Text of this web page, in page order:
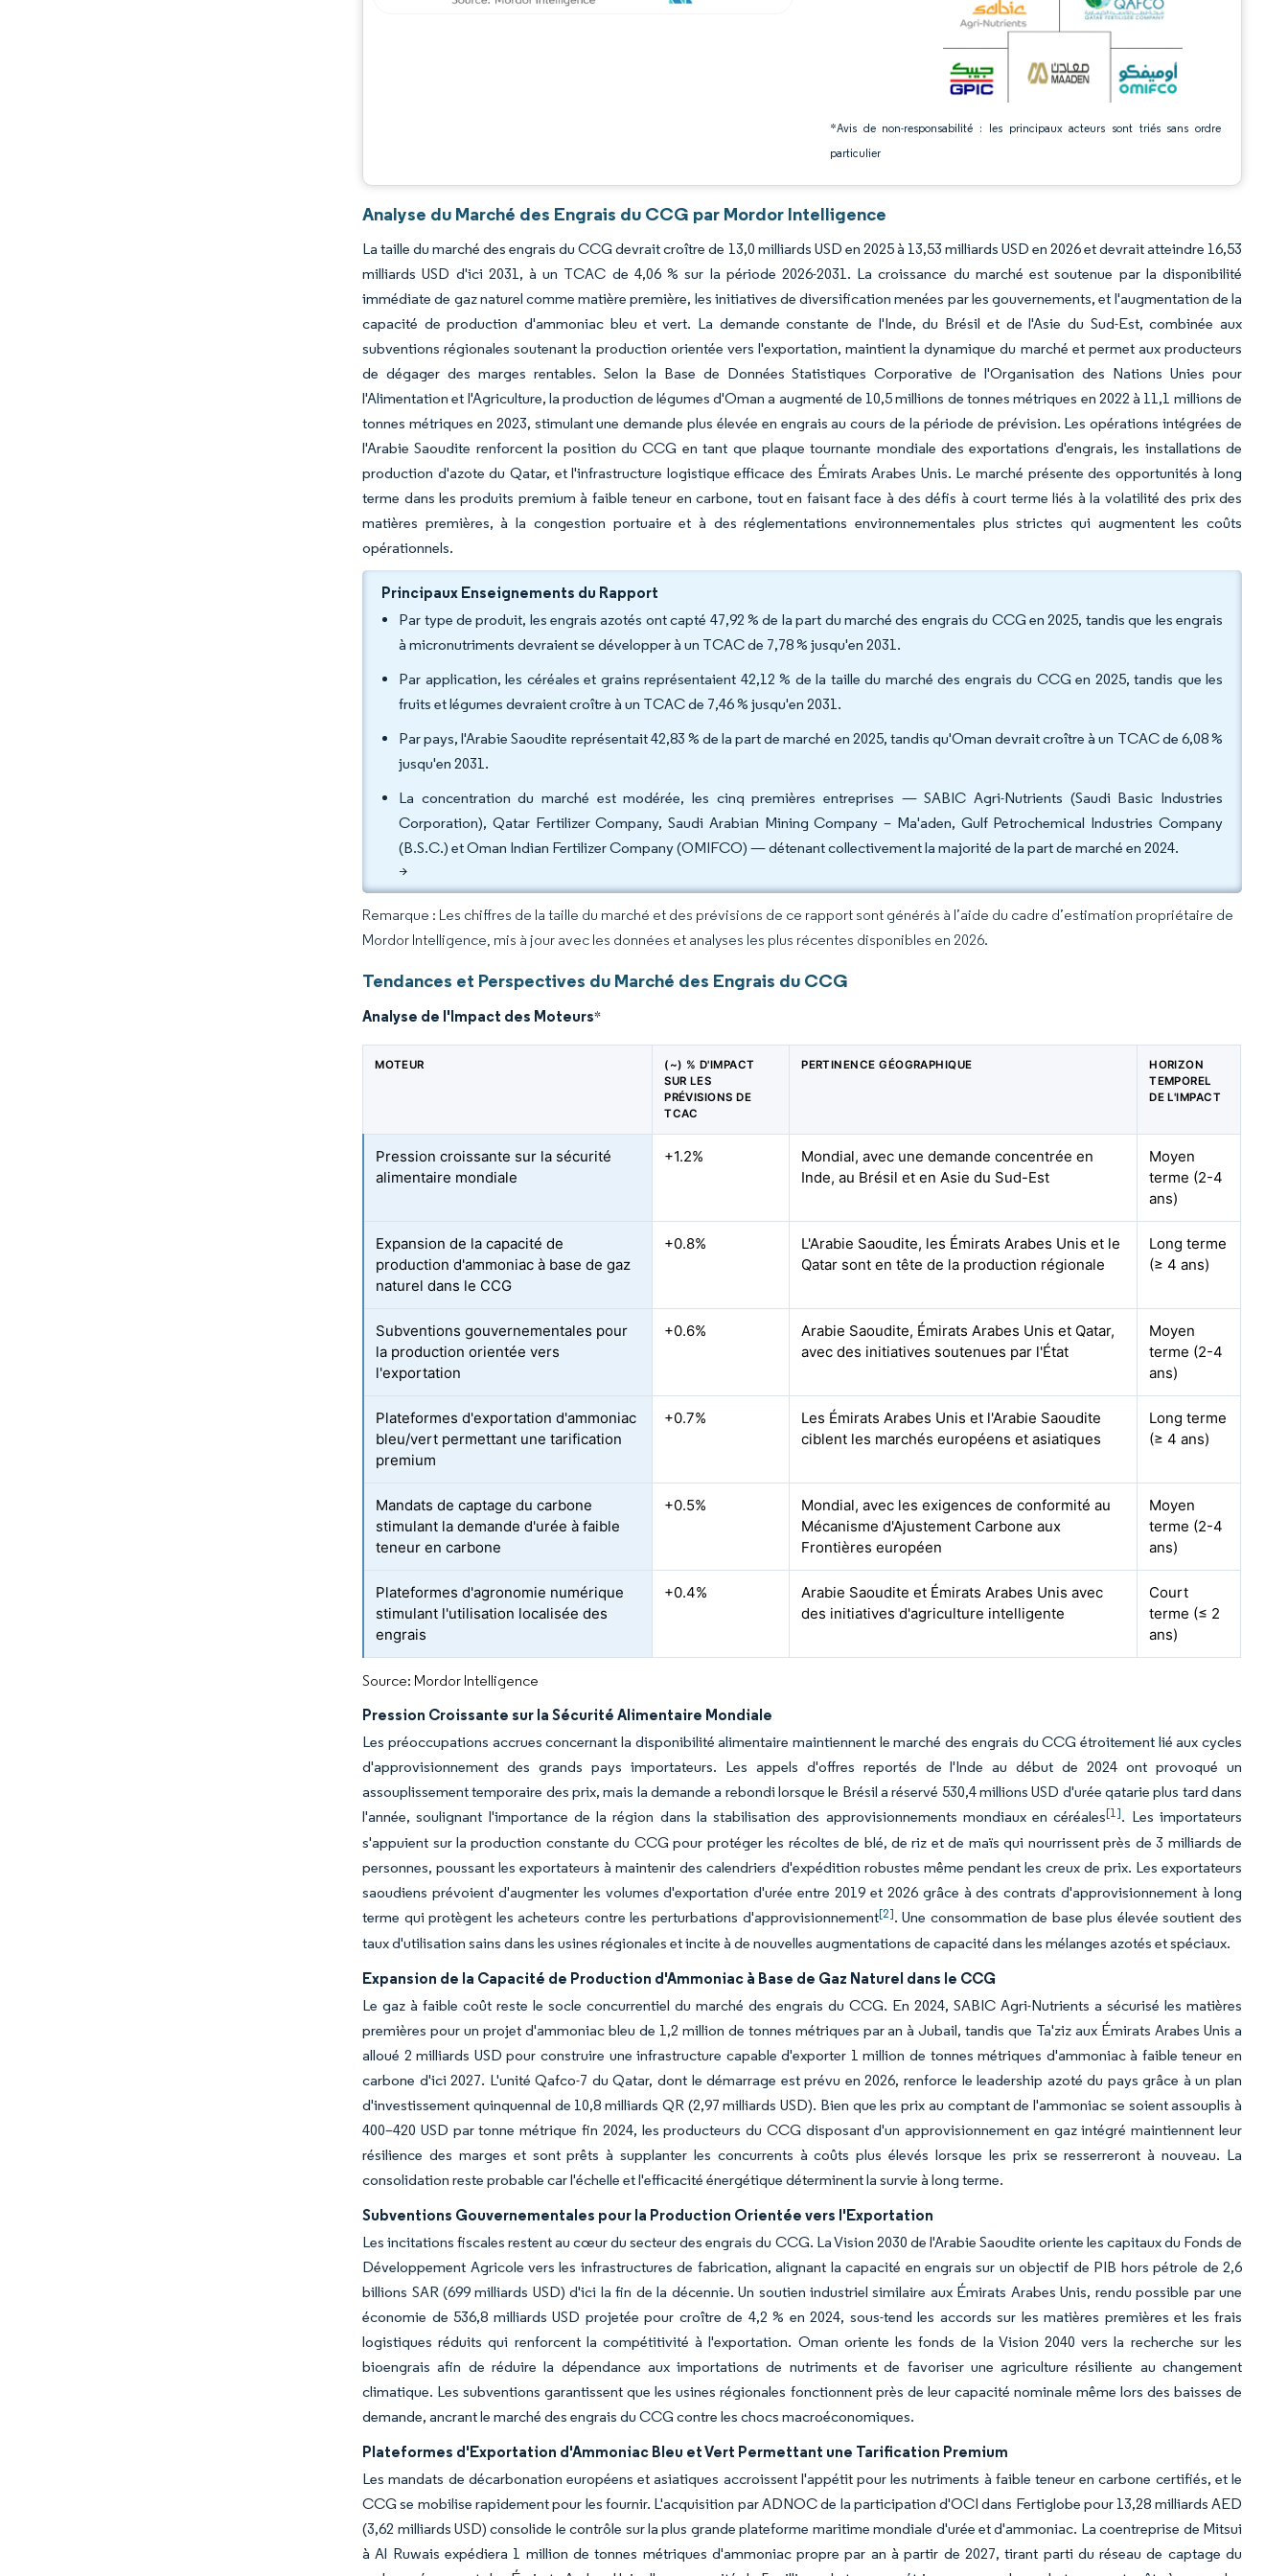
*Avis de non-responsabilité : les principaux acteurs sont triés sans ordre
particulier
Analyse du Marché des Engrais du CCG par Mordor Intelligence
La taille du marché des engrais du CCG devrait croître de 13,0 milliards USD en 2025 à 13,53 milliards USD en 2026 et devrait atteindre 16,53
milliards USD d'ici 2031, à un TCAC de 4,06 % sur la période 2026-2031. La croissance du marché est soutenue par la disponibilité
immédiate de gaz naturel comme matière première, les initiatives de diversification menées par les gouvernements, et l'augmentation de la
capacité de production d'ammoniac bleu et vert. La demande constante de l'Inde, du Brésil et de l'Asie du Sud-Est, combinée aux
subventions régionales soutenant la production orientée vers l'exportation, maintient la dynamique du marché et permet aux producteurs
de dégager des marges rentables. Selon la Base de Données Statistiques Corporative de l'Organisation des Nations Unies pour
l'Alimentation et l'Agriculture, la production de légumes d'Oman a augmenté de 10,5 millions de tonnes métriques en 2022 à 11,1 millions de
tonnes métriques en 2023, stimulant une demande plus élevée en engrais au cours de la période de prévision. Les opérations intégrées de
l'Arabie Saoudite renforcent la position du CCG en tant que plaque tournante mondiale des exportations d'engrais, les installations de
production d'azote du Qatar, et l'infrastructure logistique efficace des Émirats Arabes Unis. Le marché présente des opportunités à long
terme dans les produits premium à faible teneur en carbone, tout en faisant face à des défis à court terme liés à la volatilité des prix des
matières premières, à la congestion portuaire et à des réglementations environnementales plus strictes qui augmentent les coûts
opérationnels.
Principaux Enseignements du Rapport
Par type de produit, les engrais azotés ont capté 47,92 % de la part du marché des engrais du CCG en 2025, tandis que les engrais
à micronutriments devraient se développer à un TCAC de 7,78 % jusqu'en 2031.
Par application, les céréales et grains représentaient 42,12 % de la taille du marché des engrais du CCG en 2025, tandis que les
fruits et légumes devraient croître à un TCAC de 7,46 % jusqu'en 2031.
Par pays, l'Arabie Saoudite représentait 42,83 % de la part de marché en 2025, tandis qu'Oman devrait croître à un TCAC de 6,08 %
jusqu'en 2031.
La concentration du marché est modérée, les cinq premières entreprises — SABIC Agri-Nutrients (Saudi Basic Industries
Corporation), Qatar Fertilizer Company, Saudi Arabian Mining Company – Ma'aden, Gulf Petrochemical Industries Company
(B.S.C.) et Oman Indian Fertilizer Company (OMIFCO) — détenant collectivement la majorité de la part de marché en 2024.
>
Remarque : Les chiffres de la taille du marché et des prévisions de ce rapport sont générés à l’aide du cadre d’estimation propriétaire de
Mordor Intelligence, mis à jour avec les données et analyses les plus récentes disponibles en 2026.
Tendances et Perspectives du Marché des Engrais du CCG
Analyse de l'Impact des Moteurs*
MOTEUR
(~) % D'IMPACT
SUR LES
PRÉVISIONS DE
TCAC
PERTINENCE GÉOGRAPHIQUE
HORIZON
TEMPOREL
DE L'IMPACT
Pression croissante sur la sécurité
alimentaire mondiale
+1.2%
Mondial, avec une demande concentrée en
Inde, au Brésil et en Asie du Sud-Est
Moyen
terme (2-4
ans)
Expansion de la capacité de
production d'ammoniac à base de gaz
naturel dans le CCG
+0.8%
L'Arabie Saoudite, les Émirats Arabes Unis et le
Qatar sont en tête de la production régionale
Long terme
(≥ 4 ans)
Subventions gouvernementales pour
la production orientée vers
l'exportation
+0.6%
Arabie Saoudite, Émirats Arabes Unis et Qatar,
avec des initiatives soutenues par l'État
Moyen
terme (2-4
ans)
Plateformes d'exportation d'ammoniac
bleu/vert permettant une tarification
premium
+0.7%
Les Émirats Arabes Unis et l'Arabie Saoudite
ciblent les marchés européens et asiatiques
Long terme
(≥ 4 ans)
Mandats de captage du carbone
stimulant la demande d'urée à faible
teneur en carbone
+0.5%
Mondial, avec les exigences de conformité au
Mécanisme d'Ajustement Carbone aux
Frontières européen
Moyen
terme (2-4
ans)
Plateformes d'agronomie numérique
stimulant l'utilisation localisée des
engrais
+0.4%
Arabie Saoudite et Émirats Arabes Unis avec
des initiatives d'agriculture intelligente
Court
terme (≤ 2
ans)
Source: Mordor Intelligence
Pression Croissante sur la Sécurité Alimentaire Mondiale
Les préoccupations accrues concernant la disponibilité alimentaire maintiennent le marché des engrais du CCG étroitement lié aux cycles
d'approvisionnement des grands pays importateurs. Les appels d'offres reportés de l'Inde au début de 2024 ont provoqué un
assouplissement temporaire des prix, mais la demande a rebondi lorsque le Brésil a réservé 530,4 millions USD d'urée qatarie plus tard dans
l'année, soulignant l'importance de la région dans la stabilisation des approvisionnements mondiaux en céréales[1]. Les importateurs
s'appuient sur la production constante du CCG pour protéger les récoltes de blé, de riz et de maïs qui nourrissent près de 3 milliards de
personnes, poussant les exportateurs à maintenir des calendriers d'expédition robustes même pendant les creux de prix. Les exportateurs
saoudiens prévoient d'augmenter les volumes d'exportation d'urée entre 2019 et 2026 grâce à des contrats d'approvisionnement à long
terme qui protègent les acheteurs contre les perturbations d'approvisionnement[2]. Une consommation de base plus élevée soutient des
taux d'utilisation sains dans les usines régionales et incite à de nouvelles augmentations de capacité dans les mélanges azotés et spéciaux.
Expansion de la Capacité de Production d'Ammoniac à Base de Gaz Naturel dans le CCG
Le gaz à faible coût reste le socle concurrentiel du marché des engrais du CCG. En 2024, SABIC Agri-Nutrients a sécurisé les matières
premières pour un projet d'ammoniac bleu de 1,2 million de tonnes métriques par an à Jubail, tandis que Ta'ziz aux Émirats Arabes Unis a
alloué 2 milliards USD pour construire une infrastructure capable d'exporter 1 million de tonnes métriques d'ammoniac à faible teneur en
carbone d'ici 2027. L'unité Qafco-7 du Qatar, dont le démarrage est prévu en 2026, renforce le leadership azoté du pays grâce à un plan
d'investissement quinquennal de 10,8 milliards QR (2,97 milliards USD). Bien que les prix au comptant de l'ammoniac se soient assouplis à
400–420 USD par tonne métrique fin 2024, les producteurs du CCG disposant d'un approvisionnement en gaz intégré maintiennent leur
résilience des marges et sont prêts à supplanter les concurrents à coûts plus élevés lorsque les prix se resserreront à nouveau. La
consolidation reste probable car l'échelle et l'efficacité énergétique déterminent la survie à long terme.
Subventions Gouvernementales pour la Production Orientée vers l'Exportation
Les incitations fiscales restent au cœur du secteur des engrais du CCG. La Vision 2030 de l'Arabie Saoudite oriente les capitaux du Fonds de
Développement Agricole vers les infrastructures de fabrication, alignant la capacité en engrais sur un objectif de PIB hors pétrole de 2,6
billions SAR (699 milliards USD) d'ici la fin de la décennie. Un soutien industriel similaire aux Émirats Arabes Unis, rendu possible par une
économie de 536,8 milliards USD projetée pour croître de 4,2 % en 2024, sous-tend les accords sur les matières premières et les frais
logistiques réduits qui renforcent la compétitivité à l'exportation. Oman oriente les fonds de la Vision 2040 vers la recherche sur les
bioengrais afin de réduire la dépendance aux importations de nutriments et de favoriser une agriculture résiliente au changement
climatique. Les subventions garantissent que les usines régionales fonctionnent près de leur capacité nominale même lors des baisses de
demande, ancrant le marché des engrais du CCG contre les chocs macroéconomiques.
Plateformes d'Exportation d'Ammoniac Bleu et Vert Permettant une Tarification Premium
Les mandats de décarbonation européens et asiatiques accroissent l'appétit pour les nutriments à faible teneur en carbone certifiés, et le
CCG se mobilise rapidement pour les fournir. L'acquisition par ADNOC de la participation d'OCI dans Fertiglobe pour 13,28 milliards AED
(3,62 milliards USD) consolide le contrôle sur la plus grande plateforme maritime mondiale d'urée et d'ammoniac. La coentreprise de Mitsui
à Al Ruwais expédiera 1 million de tonnes métriques d'ammoniac propre par an à partir de 2027, tirant parti du réseau de captage du